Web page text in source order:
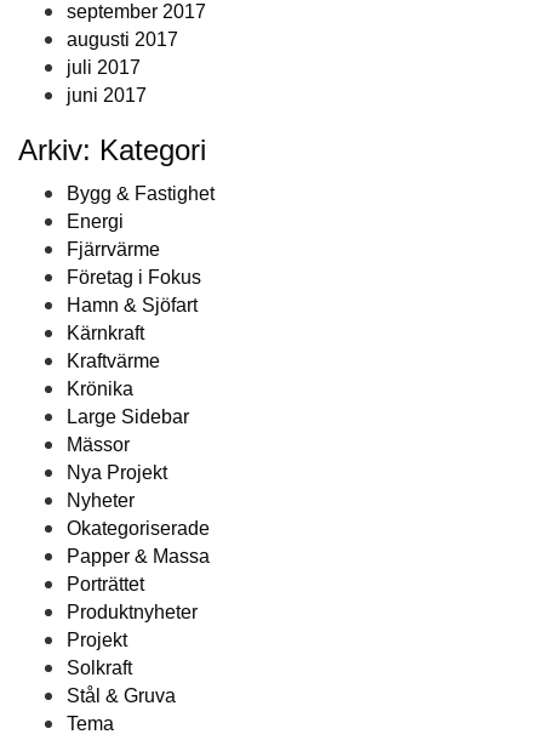
september 2017
augusti 2017
juli 2017
juni 2017
Arkiv: Kategori
Bygg & Fastighet
Energi
Fjärrvärme
Företag i Fokus
Hamn & Sjöfart
Kärnkraft
Kraftvärme
Krönika
Large Sidebar
Mässor
Nya Projekt
Nyheter
Okategoriserade
Papper & Massa
Porträttet
Produktnyheter
Projekt
Solkraft
Stål & Gruva
Tema